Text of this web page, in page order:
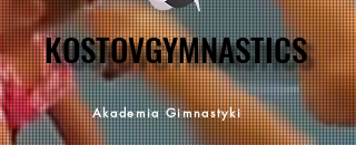
KOSTOVGYMNASTICS
KOSTOVGYMNASTICS
Akademia Gimnastyki